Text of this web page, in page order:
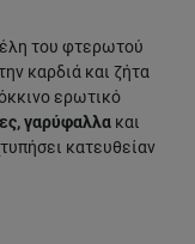
του φτερωτού
καρδιά και ζήτα
ερωτικό
γαρύφαλλα και
κατευθείαν